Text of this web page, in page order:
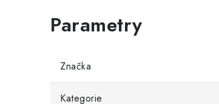
Značka
Kategorie